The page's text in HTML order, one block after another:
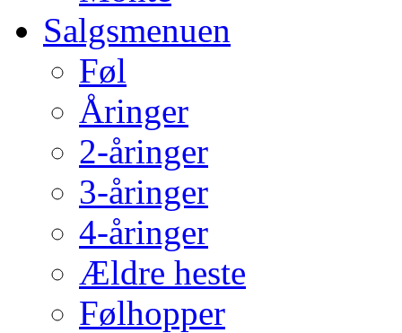
Salgsmenuen
Føl
Åringer
2-åringer
3-åringer
4-åringer
Ældre heste
Følhopper